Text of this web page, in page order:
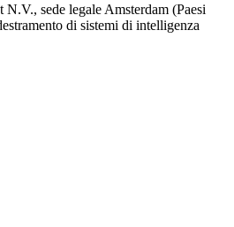
sede legale Amsterdam (Paesi
di sistemi di intelligenza